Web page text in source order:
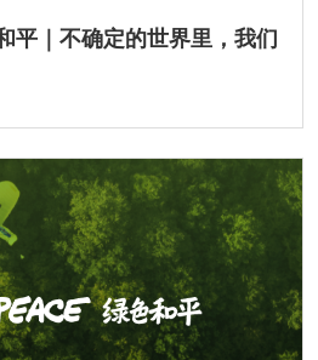
平｜不确定的世界里，我们